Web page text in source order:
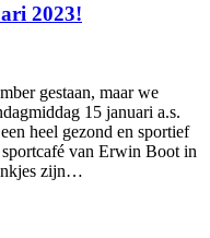
2023!
gestaan, maar we
15 januari a.s.
heel gezond en sportief
van Erwin Boot in
zijn…